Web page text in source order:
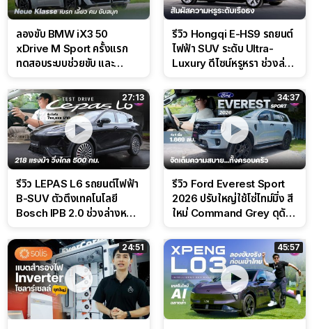
ลองขับ BMW iX3 50
xDrive M Sport ครั้งแรก
ทดสอบระบบช่วยขับ และ
สนาม
รีวิว Hongqi E-HS9 รถยนต์
ไฟฟ้า SUV ระดับ Ultra-
Luxury ดีไซน์หรูหรา ช่วงล่าง
27:13
รีวิว LEPAS L6 รถยนต์ไฟฟ้า
B-SUV ตัวตึงเทคโนโลยี
Bosch IPB 2.0 ช่วงล่างหนึบ
34:37
รีวิว Ford Everest Sport
2026 ปรับใหญ่ใช้โซ่ไทม์มิ่ง สี
ใหม่ Command Grey ดุดัน
24:51 45:57